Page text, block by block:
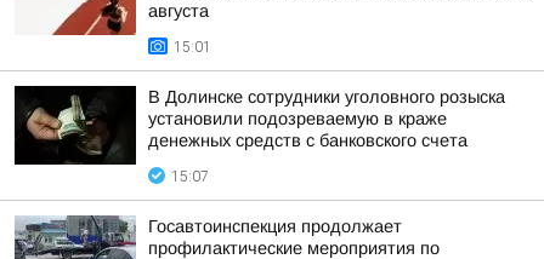
августа
15:01
В Долинске сотрудники уголовного розыска
установили подозреваемую в краже
денежных средств с банковского счета
15:07
Госавтоинспекция продолжает
профилактические мероприятия по